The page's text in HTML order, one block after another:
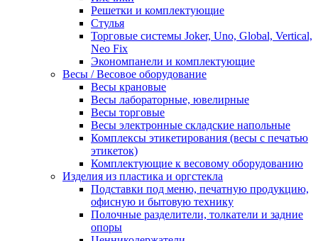
Решетки и комплектующие
Стулья
Торговые системы Joker, Uno, Global, Vertical,
Neo Fix
Экономпанели и комплектующие
Весы / Весовое оборудование
Весы крановые
Весы лабораторные, ювелирные
Весы торговые
Весы электронные складские напольные
Комплексы этикетирования (весы с печатью
этикеток)
Комплектующие к весовому оборудованию
Изделия из пластика и оргстекла
Подставки под меню, печатную продукцию,
офисную и бытовую технику
Полочные разделители, толкатели и задние
опоры